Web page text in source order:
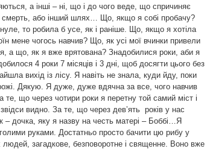
а інші – ні, що і до чого веде, що спричиняє
смерть, або інший шлях… Що, якщо я собі пробачу?
то робила б усе, як і раніше. Що, якщо я хотіла
мене чогось навчив? Що, як усі мої вчинки привели
а що, як я вже врятована? Знадобилися роки, аби я
4 роки 7 місяців і 3 дні, щоб досягти цього без
вихід із лісу. Я навіть не знала, куди йду, поки
Дякую. Я дуже, дуже вдячна за все, чого навчив
що через чотири роки я перетну той самий міст і
видно. За те, що через дев’ять років у нас
– дочка, яку я назву на честь матері – Боббі…Я
руками. Достатньо просто бачити цю рибу у
загадкове, безповоротне і священне. Воно вже